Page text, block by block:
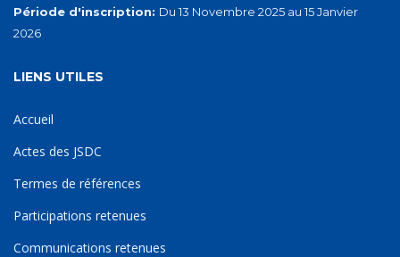
Période d'inscription: Du 13 Novembre 2025 au 15 Janvier
2026
LIENS UTILES
Accueil
Actes des JSDC
Termes de références
Participations retenues
Communications retenues